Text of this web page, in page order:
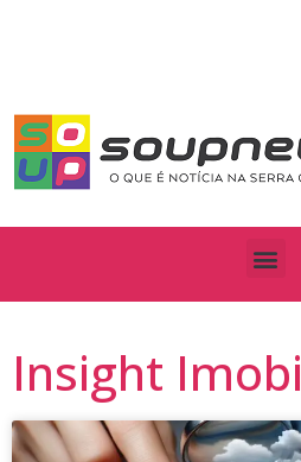
Insight Imobi